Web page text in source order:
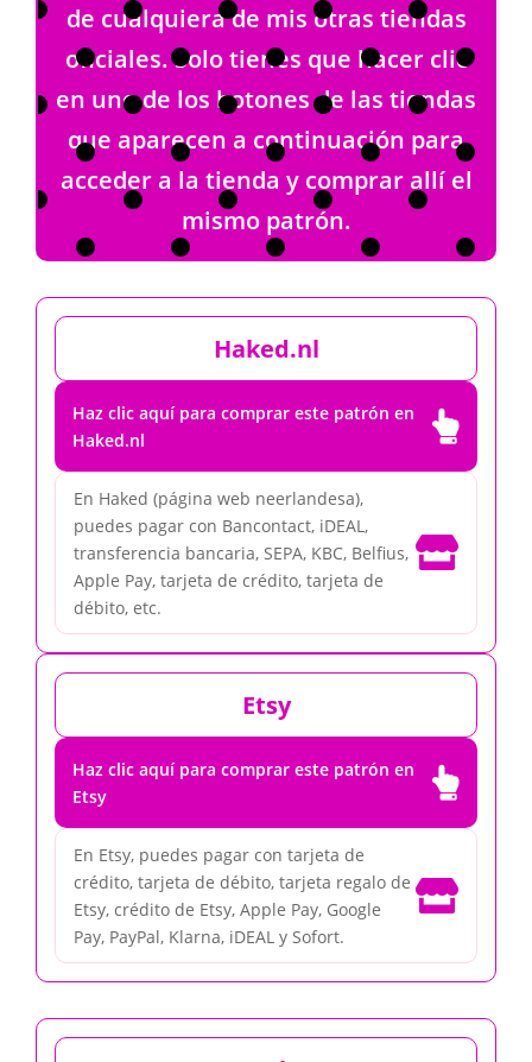
de cualquiera de mis otras tiendas
oficiales. Solo tienes que hacer clic
en uno de los botones de las tiendas
que aparecen a continuación para
acceder a la tienda y comprar allí el
mismo patrón.
Haked.nl
Haz clic aquí para comprar este patrón en
Haked.nl

En Haked (página web neerlandesa),
puedes pagar con Bancontact, iDEAL,
transferencia bancaria, SEPA, KBC, Belfius,
Apple Pay, tarjeta de crédito, tarjeta de
débito, etc.

Etsy
Haz clic aquí para comprar este patrón en
Etsy

En Etsy, puedes pagar con tarjeta de
crédito, tarjeta de débito, tarjeta regalo de
Etsy, crédito de Etsy, Apple Pay, Google
Pay, PayPal, Klarna, iDEAL y Sofort.
